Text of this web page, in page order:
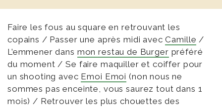
Faire les fous au square en retrouvant les
copains / Passer une après midi avecCamille /
L’emmener dans mon restau de Burger préféré
du moment / Se faire maquiller et coiffer pour
un shooting avec Emoi Emoi (non nous ne
sommes pas enceinte, vous saurez tout dans 1
mois) / Retrouver les plus chouettes des